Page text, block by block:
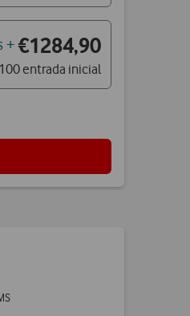
+ €1284,90
entrada inicial